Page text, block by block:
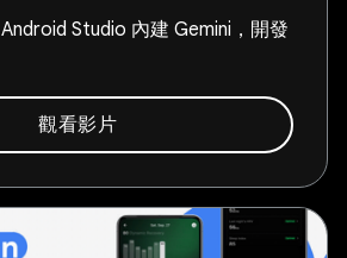
Studio 內建 Gemini，開發
觀看影片